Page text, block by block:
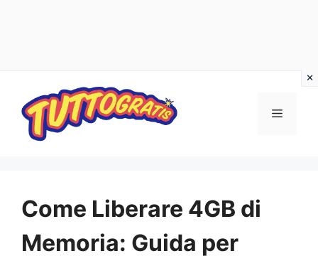
contenuto
Menu
Come Liberare 4GB di
Memoria: Guida per